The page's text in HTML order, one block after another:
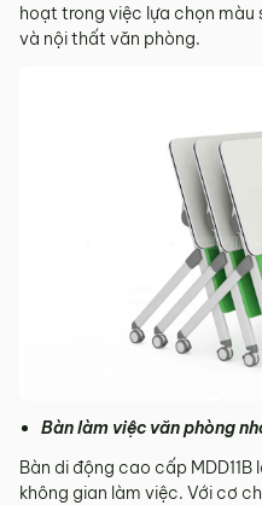
hoạt trong việc lựa chọn màu
và nội thất văn phòng.
Bàn làm việc văn phòng
Bàn di động cao cấp
không gian làm việc. Với cơ